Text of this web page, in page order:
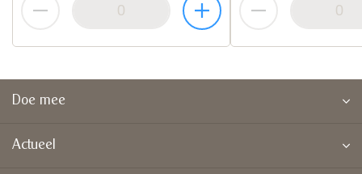
Doe mee
Actueel